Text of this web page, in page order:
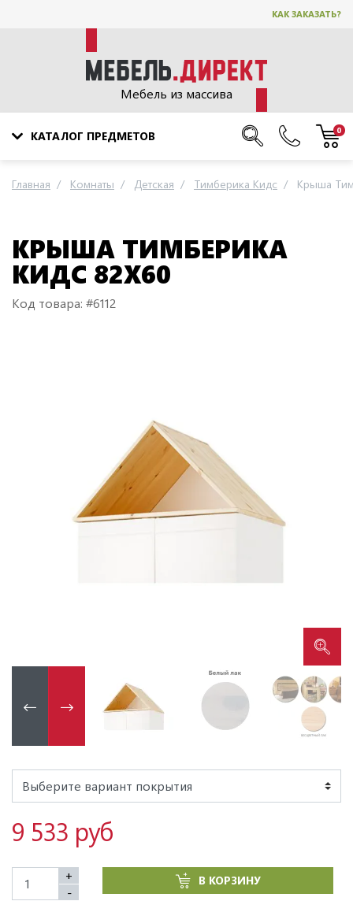
КАК ЗАКАЗАТЬ?
Мебель из массива
КАТАЛОГ ПРЕДМЕТОВ 0
Главная Комнаты Детская Тимберика Кидс Крыша
КРЫША ТИМБЕРИКА
КИДС 82Х60
Код товара: #6112
9 533 руб
+
-
В КОРЗИНУ